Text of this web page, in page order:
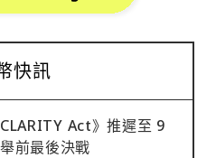
快訊
Act》推遲至 9
前最後決戰